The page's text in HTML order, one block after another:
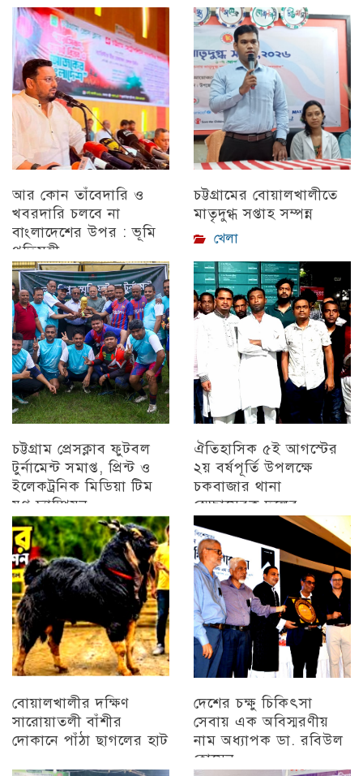
আর কোন তাঁবেদারি ও
খবরদারি চলবে না
বাংলাদেশের উপর : ভূমি
প্রতিমন্ত্রী
চট্টগ্রাম
চট্টগ্রামের বোয়ালখালীতে
মাতৃদুগ্ধ সপ্তাহ সম্পন্ন
খেলা
চট্টগ্রাম প্রেসক্লাব ফুটবল
টুর্নামেন্ট সমাপ্ত, প্রিন্ট ও
ইলেকট্রনিক মিডিয়া টিম
যুগ্ন চ্যাম্পিয়ন
চট্টগ্রাম
ঐতিহাসিক ৫ই আগস্টের
২য় বর্ষপূর্তি উপলক্ষে
চকবাজার থানা
স্বেচ্ছাসেবক দলের
প্রামাণ্যচিত্র প্রদর্শন ও
বিজয় মিছিল
চট্টগ্রাম
বোয়ালখালীর দক্ষিণ
সারোয়াতলী বাঁশীর
দোকানে পাঁঠা ছাগলের হাট
চট্টগ্রাম
দেশের চক্ষু চিকিৎসা
সেবায় এক অবিস্মরণীয়
নাম অধ্যাপক ডা. রবিউল
হোসেন